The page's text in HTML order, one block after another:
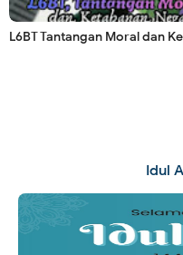
L6BT Tantangan Moral dan
Idul